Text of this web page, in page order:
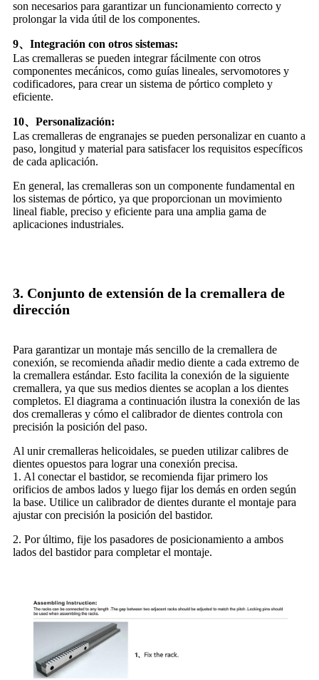
son necesarios para garantizar un funcionamiento correcto y
prolongar la vida útil de los componentes.
9、 Integración con otros sistemas:
Las cremalleras se pueden integrar fácilmente con otros
componentes mecánicos, como guías lineales, servomotores y
codificadores, para crear un sistema de pórtico completo y
eficiente.
10、 Personalización:
Las cremalleras de engranajes se pueden personalizar en cuanto a
paso, longitud y material para satisfacer los requisitos específicos
de cada aplicación.
En general, las cremalleras son un componente fundamental en
los sistemas de pórtico, ya que proporcionan un movimiento
lineal fiable, preciso y eficiente para una amplia gama de
aplicaciones industriales.
3. Conjunto de extensión de la cremallera de
dirección
Para garantizar un montaje más sencillo de la cremallera de
conexión, se recomienda añadir medio diente a cada extremo de
la cremallera estándar. Esto facilita la conexión de la siguiente
cremallera, ya que sus medios dientes se acoplan a los dientes
completos. El diagrama a continuación ilustra la conexión de las
dos cremalleras y cómo el calibrador de dientes controla con
precisión la posición del paso.
Al unir cremalleras helicoidales, se pueden utilizar calibres de
dientes opuestos para lograr una conexión precisa.
1. Al conectar el bastidor, se recomienda fijar primero los
orificios de ambos lados y luego fijar los demás en orden según
la base. Utilice un calibrador de dientes durante el montaje para
ajustar con precisión la posición del bastidor.
2. Por último, fije los pasadores de posicionamiento a ambos
lados del bastidor para completar el montaje.